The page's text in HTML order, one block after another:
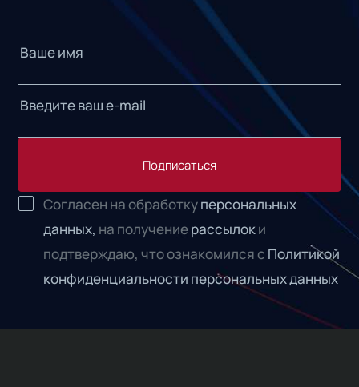
Подписаться
Согласен на обработкуперсональных
данных, на получениерассылоки
подтверждаю, что ознакомился с Политикой
конфиденциальности персональных данных